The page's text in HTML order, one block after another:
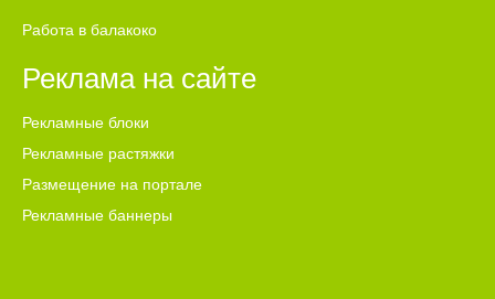
Работа в балакоко
Реклама на сайте
Рекламные блоки
Рекламные растяжки
Размещение на портале
Рекламные баннеры